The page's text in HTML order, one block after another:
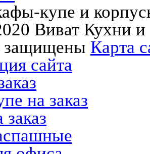
купе и
Виват Кухни
защищены Карта
сайта
на заказ